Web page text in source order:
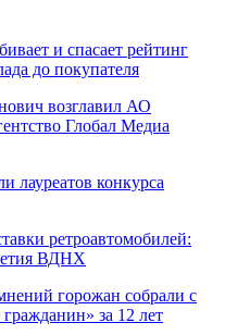
и спасает рейтинг
до покупателя
возглавил АО
Глобал Медиа
лауреатов конкурса
ретроавтомобилей:
ВДНХ
горожан собрали с
за 12 лет